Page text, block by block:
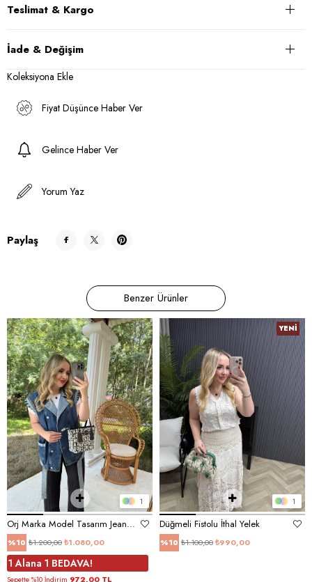
Teslimat & Kargo
İade & Değişim
Koleksiyona Ekle
Fiyat Düşünce Haber Ver
Gelince Haber Ver
Yorum Yaz
Paylaş
Benzer Ürünler
1
Orj Marka Model Tasarım Jean Yelek
%10 ₺1.080,00
₺1.200,00
1 Alana 1 BEDAVA!
Sepette %10 İndirim 972,00 TL
1
Düğmeli Fistolu İthal Yelek
%10 ₺990,00
₺1.100,00
YENI
ÜRÜN